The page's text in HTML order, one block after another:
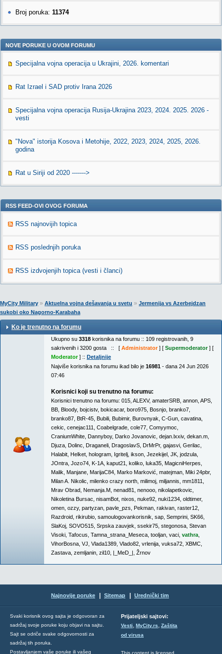
Broj poruka: 11374
NOVE PORUKE U OVOM FORUMU
Specijalna vojna operacija u Ukrajini, 2026. komentari
Rat Izrael i SAD protiv Irana 2026
Specijalna vojna operacija Rusija-Ukrajina 2023, 2024. 2025. 2026 -
vesti
"Nova" istorija Kosova i Metohije, 2022, 2023, 2024, 2025, 2026.
godina
Rat u Siriji od 2020 ------->
RSS FEED-OVI OVOG FORUMA
RSS najnovijih topica
RSS poslednjih poruka
RSS izdvojenjih topica (vesti i članci)
MyCity Military » Aktuelna vojna dešavanja u svetu » Jermenija vs Azerbejdzan
sukobi oko Nagorno-Karabaha
Ko je trenutno na forumu
Ukupno su 3318 korisnika na forumu :: 109 registrovanih, 9
sakrivenih i 3200 gosta :: [ Administrator] [ Supermoderator] [
Moderator] :: Detaljnije
Najviše korisnika na forumu ikad bilo je 16981 - dana 24 Jun 2026
07:46
Korisnici koji su trenutno na forumu:
Korisnici trenutno na forumu: 015 ALEXV, amaterSRB annon APS
BB Bloody, bojcistv, bokicacar, boro975 Bosnjo branko7
branko87 BtR-45 Bubili Bubimir, Burovnyak C-Gun cavatina
cekic cenejac111 Coabelgrade cole77 Comyymoc
CraniumWhite Dannyboy, Darko Jovanovic dejan.lxxiv, dekan.m
Djuza Dolinc Draganeli DragoslavS DrMrPr, gajasvi Gerilac
Halabit Helket hologram Igritelj ikson Jezekijel JK jodzula
JOntra Jozo74 K-1A kaput21 koliko luka35 MagicniHerpes
Malik Manjane MarijaC84 Marko Marković matejman Miki 24pbr,
Milan A. Nikolic milenko crazy north milimoj miljannis mm1811
Mrav Obrad Nemanja.M nenad81 nenooo nikolapetkovic
Nikoletina Bursac nisamBot nixos nuke92 nuki1234 oldtimer,
omen ozzy, partyzan pavle_pzs Pekman rakivan raster12
Razdroid rikirubio samoulogovankorisnik sap Semprini SK66
SlaKoj SOVO515 Srpska zauvjek ssekir75 stegonosa Stevan
Visoki Tafocus Tamna_strana_Meseca tooljan vaci vathra
VihorBosna VJ Vlada1389 Vlado82 vrlenija vuksa72 XBMC
Zastava zemljanin zil10 |_MeD_| Žrnov
Najnovije poruke Sitemap Urednički tim
Svaki korisnik ovog sajta je odgovoran za
sadržaj svoje poruke koju objavi na sajtu.
Sajt se odriče svake odgovornosti za
sadržaj tih poruka.
Postavljanjem vaše poruke ili vašeg
Prijateljski sajtovi:
Vesti, MyCity.rs, Zaštita
od virusa
This content is licensed